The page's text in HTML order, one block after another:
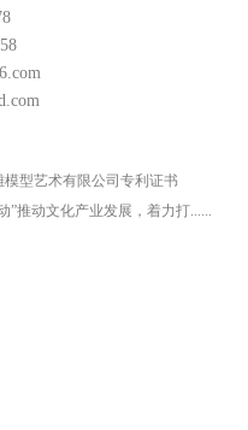
模型艺术有限公司专利证书
”推动文化产业发展，着力打......